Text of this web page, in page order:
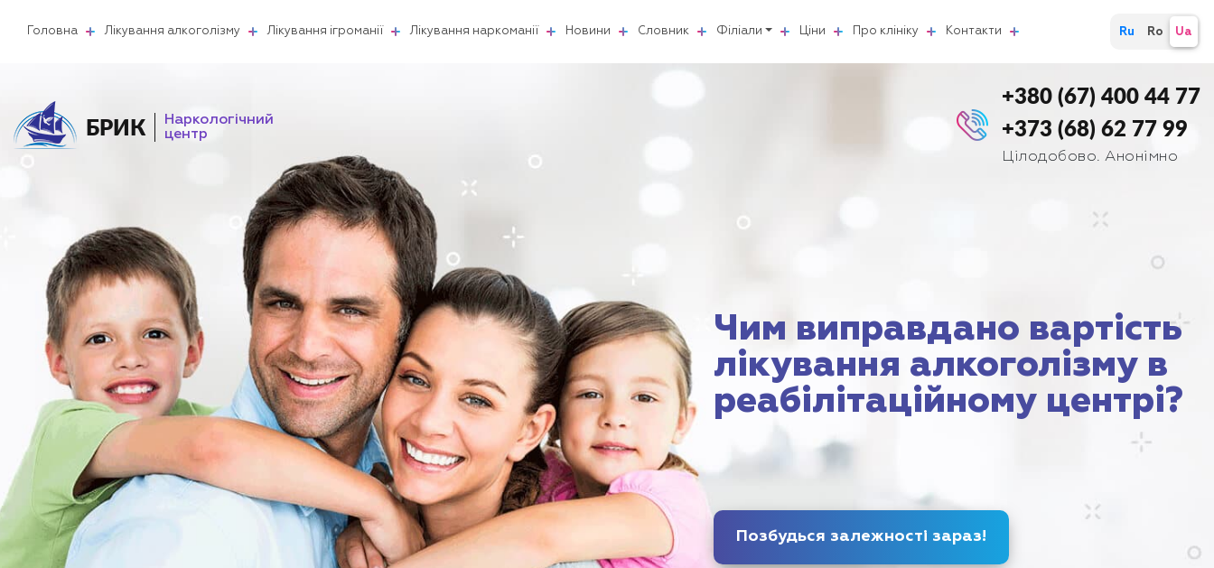
Головна Лікування алкоголізму Лікування ігроманії Лікування наркоманії Новини Словник Філіали Ціни Про клініку Контакти Ru Ro Ua
БРИК
Наркологічний
центр
+380 (67) 400 44 77
+373 (68) 62 77 99
Цілодобово. Анонімно
Чим виправдано вартість
лікування алкоголізму в
реабілітаційному центрі?
Позбудься залежності зараз!